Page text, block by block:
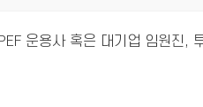
운용사 혹은 대기업 임원진